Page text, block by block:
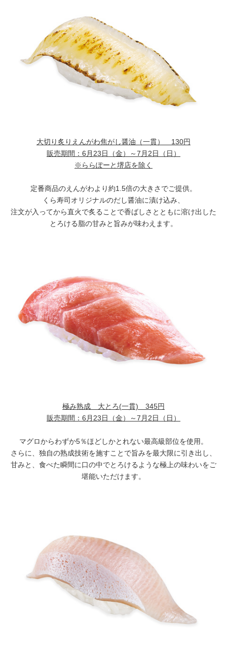
大切り炙りえんがわ焦がし醤油（一貫） 130円
販売期間：6月23日（金）～7月2日（日）
※ららぽーと堺店を除く
定番商品のえんがわより約1.5倍の大きさでご提供。
くら寿司オリジナルのだし醤油に漬け込み、
注文が入ってから直火で炙ることで香ばしさとともに溶け出した
とろける脂の甘みと旨みが味わえます。
極み熟成 大とろ (一貫) 345円
販売期間： 6月23日（金）～7月2日（日）
マグロからわずか5％ほどしかとれない最高級部位を使用。
さらに、独自の熟成技術を施すことで旨みを最大限に引き出し、
甘みと、食べた瞬間に口の中でとろけるような極上の味わいをご
堪能いただけます。